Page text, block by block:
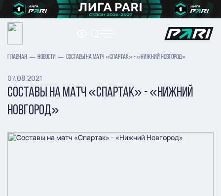
ГЛАВНАЯ НОВОСТИ СОСТАВЫ НА МАТЧ «СПАРТАК» - «НИЖНИЙ НОВГОРОД»
07.08.2021
СОСТАВЫ НА МАТЧ «СПАРТАК» - «НИЖНИЙ
НОВГОРОД»